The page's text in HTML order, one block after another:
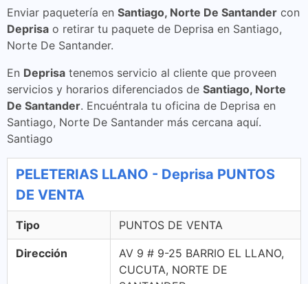
Enviar paquetería en Santiago, Norte De Santander con
Deprisa o retirar tu paquete de Deprisa en Santiago,
Norte De Santander.
En Deprisa tenemos servicio al cliente que proveen
servicios y horarios diferenciados de Santiago, Norte
De Santander. Encuéntrala tu oficina de Deprisa en
Santiago, Norte De Santander más cercana aquí.
Santiago
PELETERIAS LLANO - Deprisa PUNTOS
DE VENTA
Tipo PUNTOS DE VENTA
Dirección
AV 9 # 9-25 BARRIO EL LLANO,
CUCUTA, NORTE DE